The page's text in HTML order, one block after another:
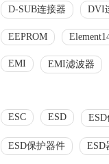
D-SUB连接器 DVI
EEPROM
EMI EMI滤波器
ESC ESD
ESD保护器件 ESD